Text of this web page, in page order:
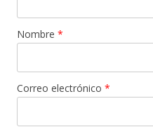
Nombre *
Correo electrónico *